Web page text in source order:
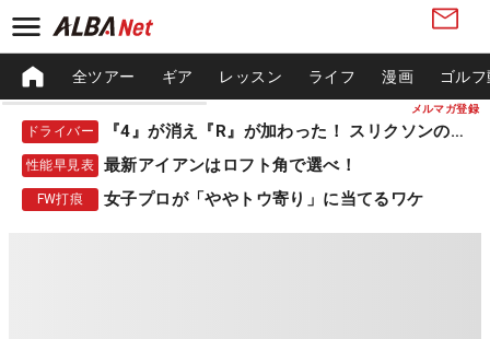
メルマガ登録
全ツアー ギア レッスン ライフ 漫画 ゴル
ドライバー 『4』が消え『R』が加わった！ スリクソンの新作
性能早見表 最新アイアンはロフト角で選べ！
FW打痕 女子プロが「ややトウ寄り」に当てるワケ